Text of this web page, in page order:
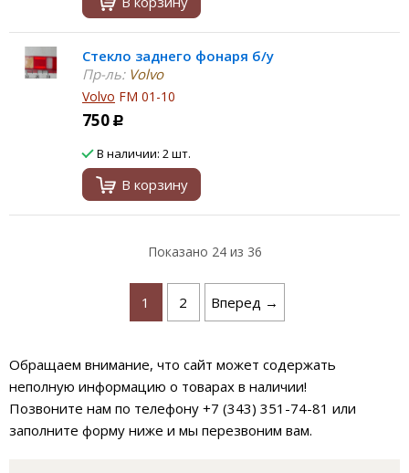
Стекло заднего фонаря б/у
Пр-ль:Volvo
Volvo FM 01-10
750 Р
В наличии: 2 шт.
В корзину
Показано 24из 36
1 2 Вперед →
Обращаем внимание, что сайт может содержать
неполную информацию о товарах в наличии!
Позвоните нам по телефону +7 (343) 351-74-81 или
заполните форму ниже и мы перезвоним вам.